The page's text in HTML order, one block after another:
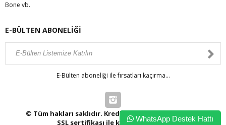
Bone vb.
E-BÜLTEN ABONELİĞİ
E-Bülten aboneliği ile fırsatları kaçırma...
© Tüm hakları saklıdır. Kredi kartı bilgileriniz 256bit
SSL sertifikası ile korunmaktadır.WhatsApp Destek Hattı